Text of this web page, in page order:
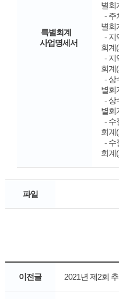
특별회계
사업명세서
별회
- 주
별회
- 지
회계
- 지
회계
-상
별회
-상
별회
- 수
회계
- 수
회계
파일
이전글 2021년 제2회